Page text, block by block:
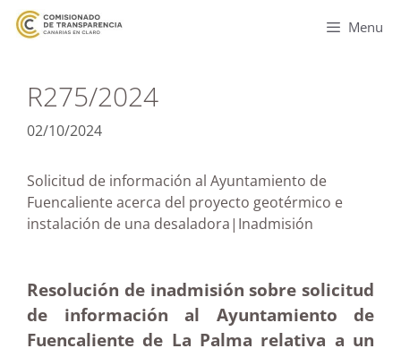
Menu
R275/2024
02/10/2024
Solicitud de información al Ayuntamiento de
Fuencaliente acerca del proyecto geotérmico e
instalación de una desaladora|Inadmisión
Resolución de inadmisión sobre solicitud
de información al Ayuntamiento de
Fuencaliente de La Palma relativa a un